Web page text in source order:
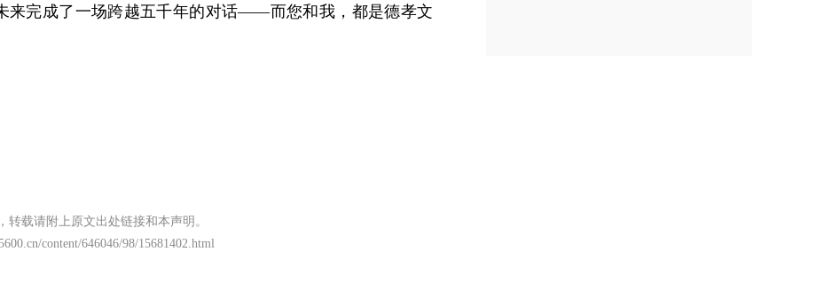
来完成了一场跨越五千年的对话——而您和我，都是德孝文
转载请附上原文出处链接和本声明。
content/646046/98/15681402.html